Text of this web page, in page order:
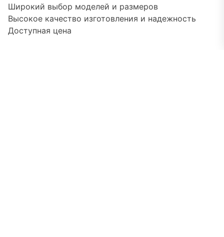
Широкий выбор моделей и размеров
Высокое качество изготовления и надежность
Доступная цена